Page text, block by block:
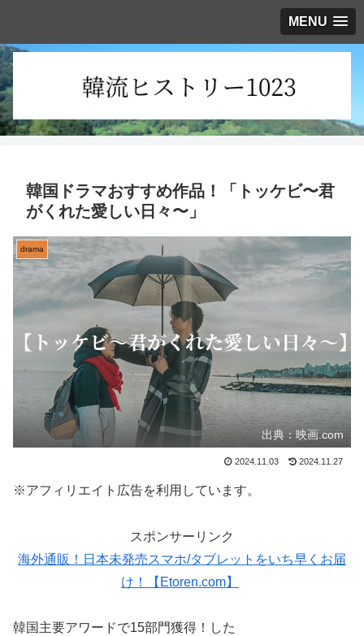
MENU
韓国ドラマおすすめ作品！「トッケビ〜君
がくれた愛しい日々〜」
drama
出典：映画.com
2024.11.03 2024.11.27
※アフィリエイト広告を利用しています。
スポンサーリンク
海外通販！日本未発売スマホ/タブレットをいち早くお届
け！【Etoren.com】
韓国主要アワードで15部門獲得！した